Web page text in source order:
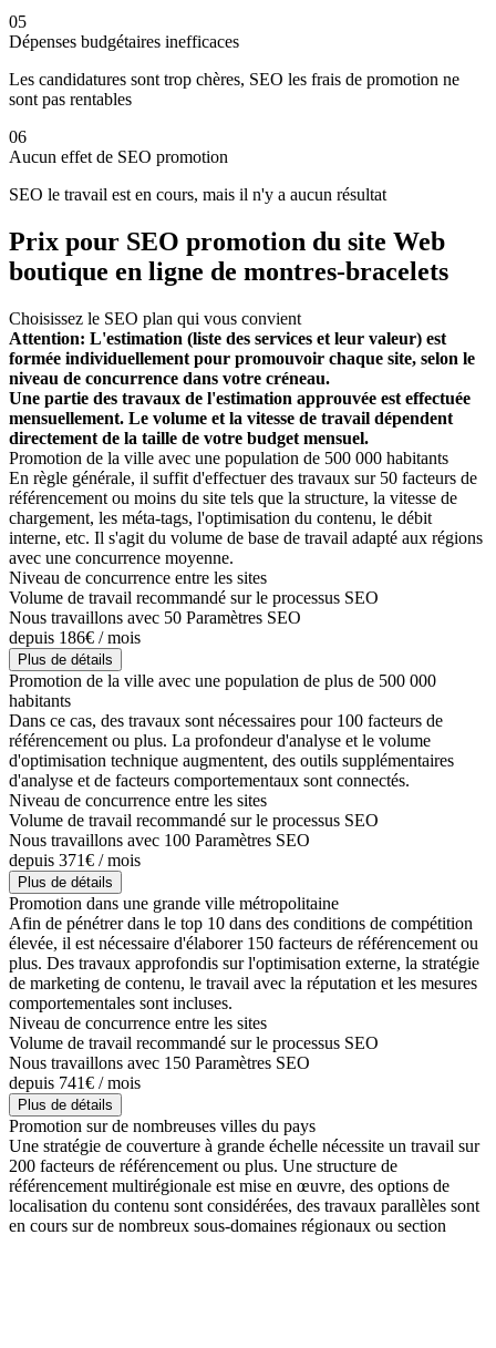
05
Dépenses budgétaires inefficaces
Les candidatures sont trop chères, SEO les frais de promotion ne
sont pas rentables
06
Aucun effet de SEO promotion
SEO le travail est en cours, mais il n'y a aucun résultat
Prix ​​pour SEO promotion du site Web
boutique en ligne de montres-bracelets
Choisissez le SEO plan qui vous convient
Attention: L'estimation (liste des services et leur valeur) est
formée individuellement pour promouvoir chaque site, selon le
niveau de concurrence dans votre créneau.
Une partie des travaux de l'estimation approuvée est effectuée
mensuellement. Le volume et la vitesse de travail dépendent
directement de la taille de votre budget mensuel.
Promotion de la ville avec une population de 500 000 habitants
En règle générale, il suffit d'effectuer des travaux sur 50 facteurs de
référencement ou moins du site tels que la structure, la vitesse de
chargement, les méta-tags, l'optimisation du contenu, le débit
interne, etc. Il s'agit du volume de base de travail adapté aux régions
avec une concurrence moyenne.
Niveau de concurrence entre les sites
Volume de travail recommandé sur le processus SEO
Nous travaillons avec 50 Paramètres SEO
depuis 186€ / mois
Plus de détails
Promotion de la ville avec une population de plus de 500 000
habitants
Dans ce cas, des travaux sont nécessaires pour 100 facteurs de
référencement ou plus. La profondeur d'analyse et le volume
d'optimisation technique augmentent, des outils supplémentaires
d'analyse et de facteurs comportementaux sont connectés.
Niveau de concurrence entre les sites
Volume de travail recommandé sur le processus SEO
Nous travaillons avec 100 Paramètres SEO
depuis 371€ / mois
Plus de détails
Promotion dans une grande ville métropolitaine
Afin de pénétrer dans le top 10 dans des conditions de compétition
élevée, il est nécessaire d'élaborer 150 facteurs de référencement ou
plus. Des travaux approfondis sur l'optimisation externe, la stratégie
de marketing de contenu, le travail avec la réputation et les mesures
comportementales sont incluses.
Niveau de concurrence entre les sites
Volume de travail recommandé sur le processus SEO
Nous travaillons avec 150 Paramètres SEO
depuis 741€ / mois
Plus de détails
Promotion sur de nombreuses villes du pays
Une stratégie de couverture à grande échelle nécessite un travail sur
200 facteurs de référencement ou plus. Une structure de
référencement multirégionale est mise en œuvre, des options de
localisation du contenu sont considérées, des travaux parallèles sont
en cours sur de nombreux sous-domaines régionaux ou section